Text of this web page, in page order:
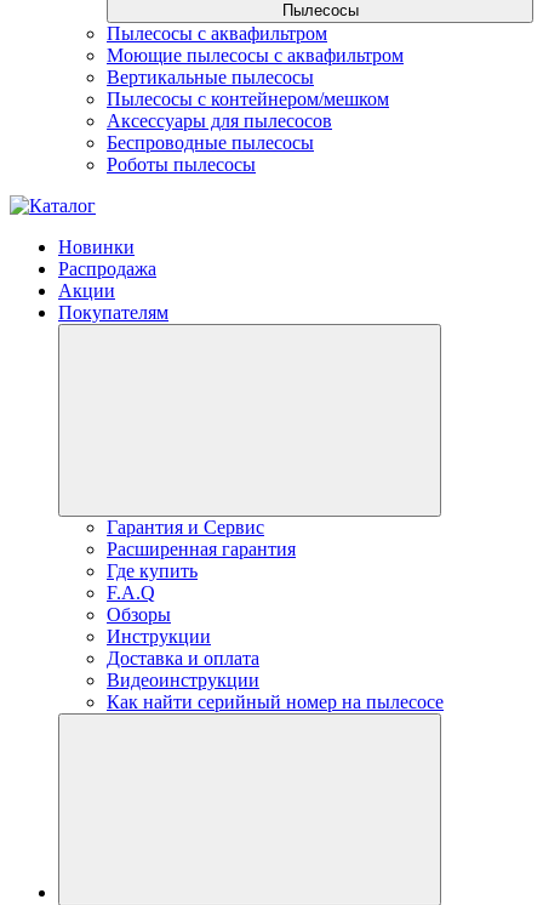
Пылесосы
Пылесосы с аквафильтром
Моющие пылесосы с аквафильтром
Вертикальные пылесосы
Пылесосы с контейнером/мешком
Аксессуары для пылесосов
Беспроводные пылесосы
Роботы пылесосы
Новинки
Распродажа
Акции
Покупателям
Гарантия и Сервис
Расширенная гарантия
Где купить
F.A.Q
Обзоры
Инструкции
Доставка и оплата
Видеоинструкции
Как найти серийный номер на пылесосе